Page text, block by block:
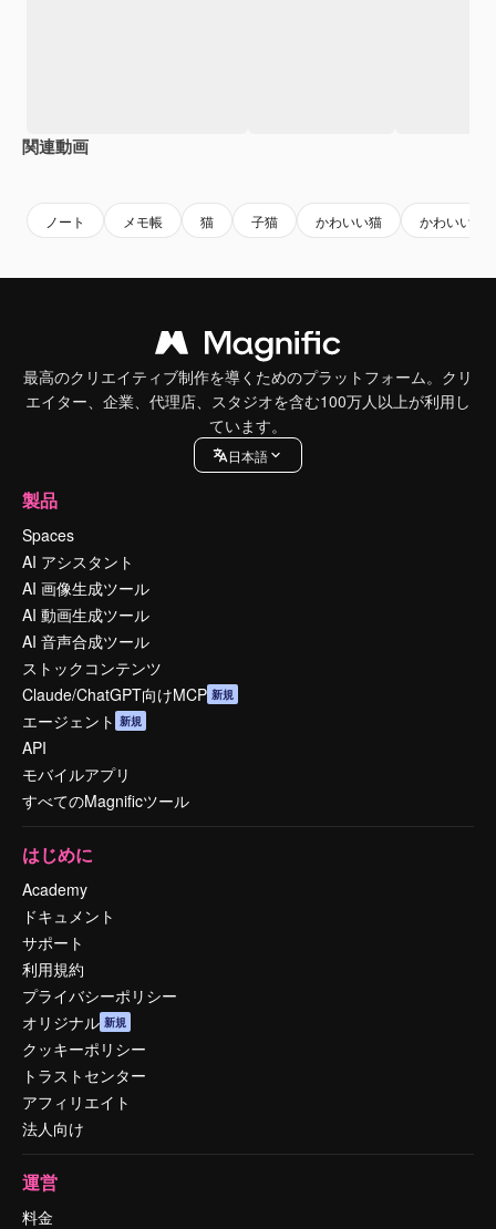
関連動画
ノート メモ帳 猫 子猫 かわいい猫 かわいい猫
最高のクリエイティブ制作を導くためのプラットフォーム。クリ
エイター、企業、代理店、スタジオを含む100万人以上が利用し
ています。
日本語
製品
Spaces
AI アシスタント
AI 画像生成ツール
AI 動画生成ツール
AI 音声合成ツール
ストックコンテンツ
Claude/ChatGPT向けMCP 新規
エージェント 新規
API
モバイルアプリ
すべてのMagnificツール
はじめに
Academy
ドキュメント
サポート
利用規約
プライバシーポリシー
オリジナル 新規
クッキーポリシー
トラストセンター
アフィリエイト
法人向け
運営
料金